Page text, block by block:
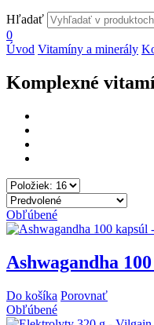
Hľadať
0
Úvod Vitamíny a minerály
Komplexné
Obľúbené
Ashwagandha
Do košíka Porovnať
Obľúbené